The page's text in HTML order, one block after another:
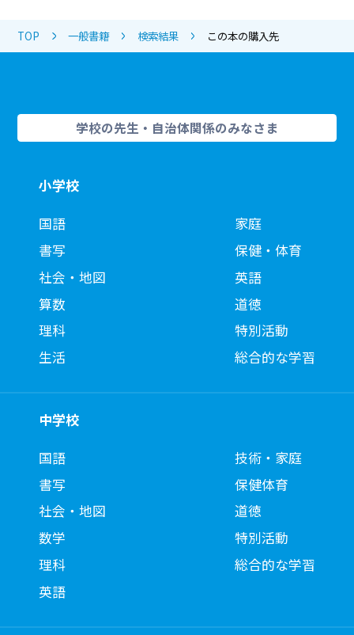
TOP 一般書籍 検索結果 この本の購入先
学校の先生・自治体関係のみなさま
小学校
国語
書写
社会・地図
算数
理科
生活
家庭
保健・体育
英語
道徳
特別活動
総合的な学習
中学校
国語
書写
社会・地図
数学
理科
英語
技術・家庭
保健体育
道徳
特別活動
総合的な学習